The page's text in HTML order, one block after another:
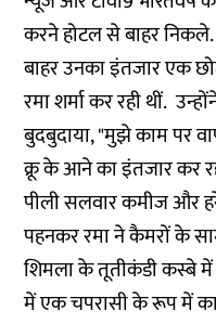
करने होटल से बाहर निकले.
बाहर उनका इंतजार एक
रमा शर्मा कर रही थीं.
बुदबुदाया, "मुझे काम पर
क्रू के आने का इंतजार कर
पीली सलवार कमीज और
पहनकर रमा ने कैमरों के
शिमला के तूतीकंडी कस्बे
में एक चपरासी के रूप में